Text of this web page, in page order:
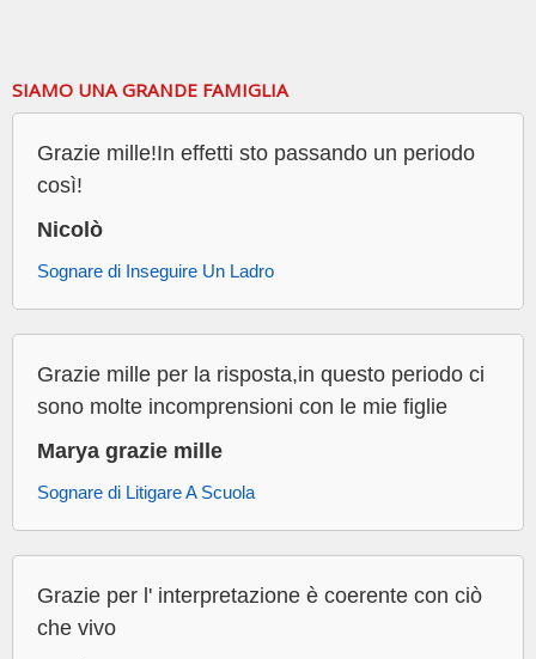
SIAMO UNA GRANDE FAMIGLIA
Grazie mille!In effetti sto passando un periodo
così!
Nicolò
Sognare di Inseguire Un Ladro
Grazie mille per la risposta,in questo periodo ci
sono molte incomprensioni con le mie figlie
Marya grazie mille
Sognare di Litigare A Scuola
Grazie per l' interpretazione è coerente con ciò
che vivo